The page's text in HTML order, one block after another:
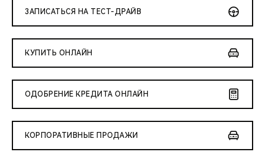
ЗАПИСАТЬСЯ НА ТЕСТ-ДРАЙВ
КУПИТЬ ОНЛАЙН
ОДОБРЕНИЕ КРЕДИТА ОНЛАЙН
КОРПОРАТИВНЫЕ ПРОДАЖИ